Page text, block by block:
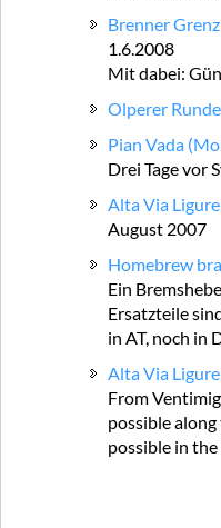
Brenner
1.6.2008
Mit dabei:
Olperer Runde
Pian Vada
Drei Tage vor
Alta Via Ligure
August 2007
Homebrew
Ein
Ersatzteile
in AT, noch in
Alta Via Ligure
From
possible
possible in the